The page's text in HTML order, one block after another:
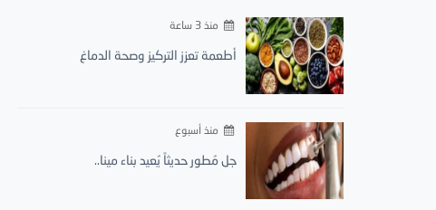
منذ 3 ساعة
أطعمة تعزز التركيز وصحة الدماغ
منذ أسبوع
جل مُطور حديثاً يُعيد بناء مينا..